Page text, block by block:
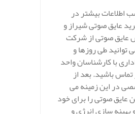
اطلاعات بیشتر در
عایق صوتی شیراز و
عایق صوتی از شرکت
توانید طی روزها و
با کارشناسان واحد
باشید. بعد از
در این زمینه می
عایق صوتی را برای خود